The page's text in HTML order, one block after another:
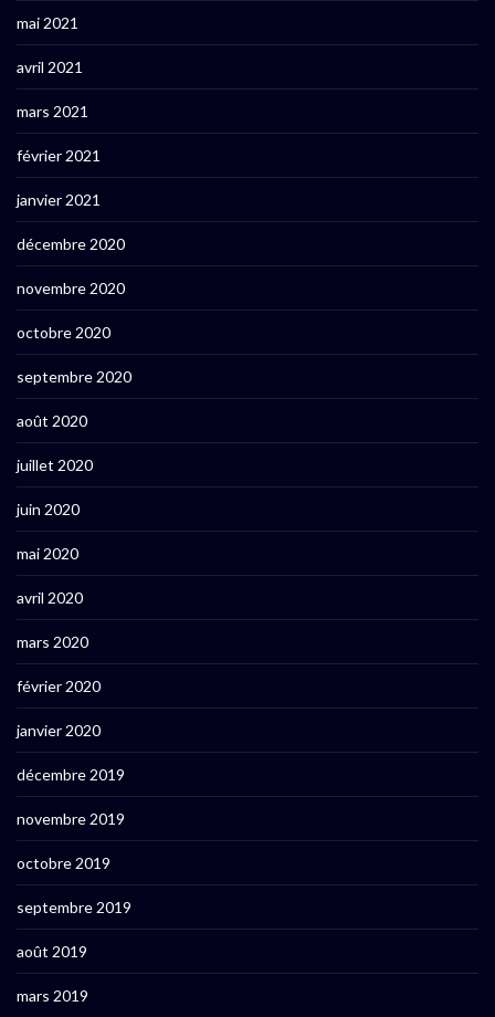
mai 2021
avril 2021
mars 2021
février 2021
janvier 2021
décembre 2020
novembre 2020
octobre 2020
septembre 2020
août 2020
juillet 2020
juin 2020
mai 2020
avril 2020
mars 2020
février 2020
janvier 2020
décembre 2019
novembre 2019
octobre 2019
septembre 2019
août 2019
mars 2019